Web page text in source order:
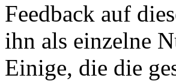
Feedback auf
ihn als einzelne
Einige, die die